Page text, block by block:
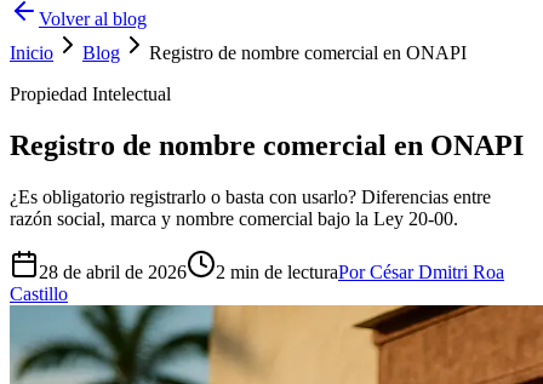
Volver al blog
Inicio
Blog
Registro de nombre comercial en ONAPI
Propiedad Intelectual
Registro de nombre comercial en ONAPI
¿Es obligatorio registrarlo o basta con usarlo? Diferencias entre
razón social, marca y nombre comercial bajo la Ley 20-00.
28 de abril de 2026 2 min de lecturaPor César Dmitri Roa
Castillo